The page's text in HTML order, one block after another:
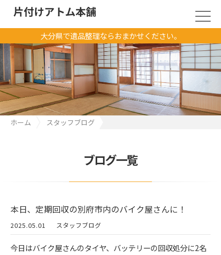
大分県で遺品整理ならおまかせください。
片付けアトム本舗
ホーム
スタッフブログ
ブログ一覧
本日、定期回収の別府市内のバイク屋さんに！
2025.05.01 スタッフブログ
今日はバイク屋さんのタイヤ、バッテリーの回収処分に2名